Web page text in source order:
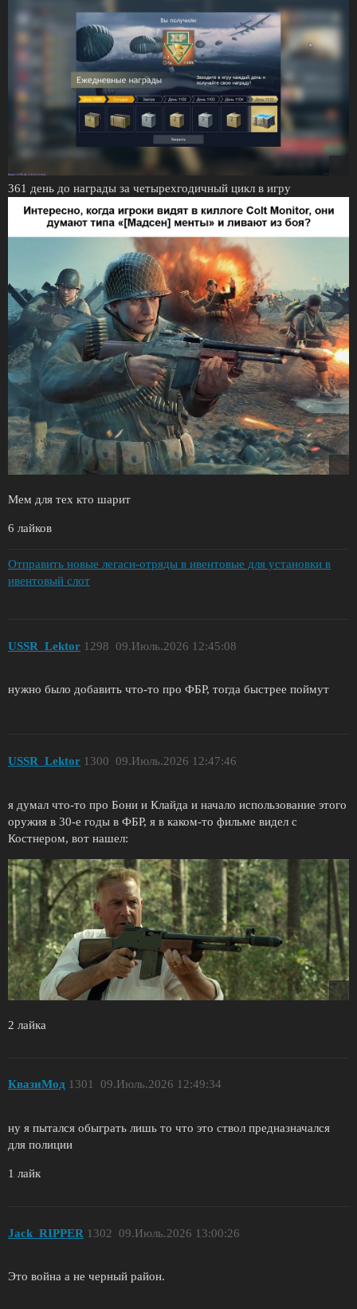
361 день до награды за четырехгодичный цикл в игру
Мем для тех кто шарит
6 лайков
Отправить новые легаси-отряды в ивентовые для установки в
ивентовый слот
USSR_Lektor 09.Июль.2026 12:45:08
1298
нужно было добавить что-то про ФБР, тогда быстрее поймут
USSR_Lektor 09.Июль.2026 12:47:46
1300
я думал что-то про Бони и Клайда и начало использование этого
оружия в 30-е годы в ФБР, я в каком-то фильме видел с
Костнером, вот нашел:
2 лайка
КвазиМод 09.Июль.2026 12:49:34
1301
ну я пытался обыграть лишь то что это ствол предназначался
для полиции
1 лайк
Jack_RIPPER 09.Июль.2026 13:00:26
1302
Это война а не черный район.